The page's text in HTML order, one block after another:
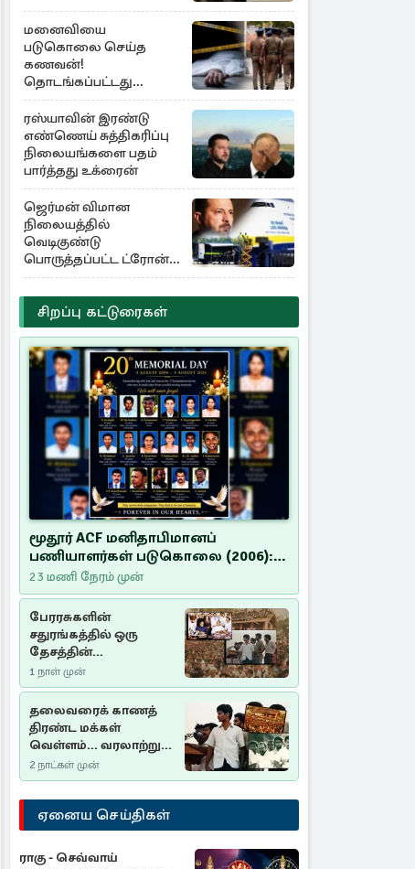
மனைவியை
படுகொலை செய்த
கணவன்!
தொடங்கப்பட்டது
விசாரணை
ரஸ்யாவின் இரண்டு
எண்ணெய் சுத்திகரிப்பு
நிலையங்களை பதம்
பார்த்தது உக்ரைன்
ஜெர்மன் விமான
நிலையத்தில்
வெடிகுண்டு
பொருத்தப்பட்ட ட்ரோன்!
தப்பியது உக்ரைன்
விமானம்
சிறப்பு கட்டுரைகள்
மூதூர் ACF மனிதாபிமானப்
பணியாளர்கள் படுகொலை (2006):
20 ஆண்டுகளாகியும் நீதி
மறுக்கப்பட்ட மனிதாபிமானப்
பேரவலம்
23 மணி நேரம் முன்
பேரரசுகளின்
சதுரங்கத்தில் ஒரு
தேசத்தின்
தீர்க்கதரிசனம் :
சுதுமலை பிரகடனம்
ஒரு வரலாற்றுப் பாடம்
1 நாள் முன்
தலைவரைக் காணத்
திரண்ட மக்கள்
வெள்ளம்... வரலாற்றுச்
சிறப்புமிக்க சுதுமலைப்
பிரகடனம்…
2 நாட்கள் முன்
ஏனைய செய்திகள்
ராகு - செவ்வாய்